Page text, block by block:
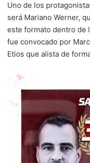
Uno de los
será Mariano Werner,
este formato dentro de
fue convocado por
Etios que alista de